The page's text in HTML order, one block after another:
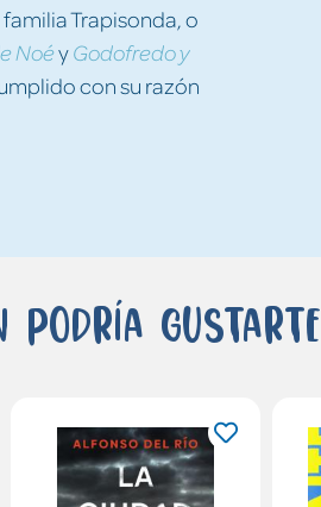
Trapisonda, o
NoéyGodofredo y
con su razón
podría gustarte...